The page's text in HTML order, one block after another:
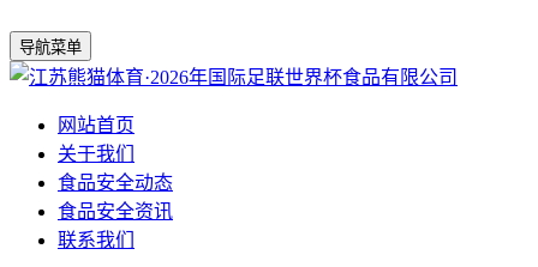
导航菜单
网站首页
关于我们
食品安全动态
食品安全资讯
联系我们